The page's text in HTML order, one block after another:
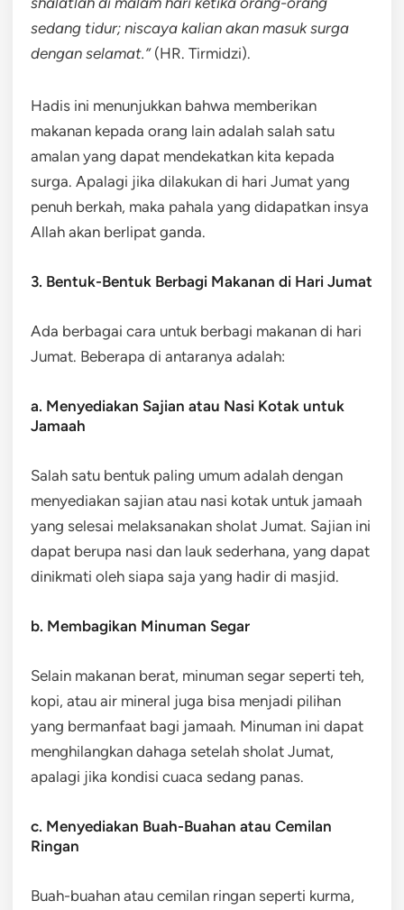
sedang tidur; niscaya kalian akan masuk surga
dengan selamat.”(HR. Tirmidzi).
Hadis ini menunjukkan bahwa memberikan
makanan kepada orang lain adalah salah satu
amalan yang dapat mendekatkan kita kepada
surga. Apalagi jika dilakukan di hari Jumat yang
penuh berkah, maka pahala yang didapatkan insya
Allah akan berlipat ganda.
3. Bentuk-Bentuk Berbagi Makanan di Hari Jumat
Ada berbagai cara untuk berbagi makanan di hari
Jumat. Beberapa di antaranya adalah:
a. Menyediakan Sajian atau Nasi Kotak untuk
Jamaah
Salah satu bentuk paling umum adalah dengan
menyediakan sajian atau nasi kotak untuk jamaah
yang selesai melaksanakan sholat Jumat. Sajian ini
dapat berupa nasi dan lauk sederhana, yang dapat
dinikmati oleh siapa saja yang hadir di masjid.
b. Membagikan Minuman Segar
Selain makanan berat, minuman segar seperti teh,
kopi, atau air mineral juga bisa menjadi pilihan
yang bermanfaat bagi jamaah. Minuman ini dapat
menghilangkan dahaga setelah sholat Jumat,
apalagi jika kondisi cuaca sedang panas.
c. Menyediakan Buah-Buahan atau Cemilan
Ringan
Buah-buahan atau cemilan ringan seperti kurma,